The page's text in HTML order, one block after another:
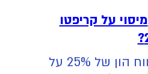
מיסוי על קריפטו
בישראל חל מס רווח הון של 25% על